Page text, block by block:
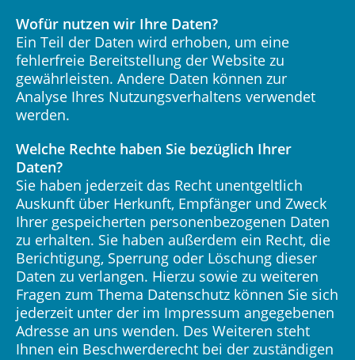
Wofür nutzen wir Ihre Daten?
Ein Teil der Daten wird erhoben, um eine
fehlerfreie Bereitstellung der Website zu
gewährleisten. Andere Daten können zur
Analyse Ihres Nutzungsverhaltens verwendet
werden.
Welche Rechte haben Sie bezüglich Ihrer
Daten?
Sie haben jederzeit das Recht unentgeltlich
Auskunft über Herkunft, Empfänger und Zweck
Ihrer gespeicherten personenbezogenen Daten
zu erhalten. Sie haben außerdem ein Recht, die
Berichtigung, Sperrung oder Löschung dieser
Daten zu verlangen. Hierzu sowie zu weiteren
Fragen zum Thema Datenschutz können Sie sich
jederzeit unter der im Impressum angegebenen
Adresse an uns wenden. Des Weiteren steht
Ihnen ein Beschwerderecht bei der zuständigen